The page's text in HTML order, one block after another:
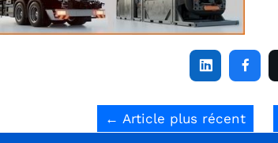
 
← Article plus récent